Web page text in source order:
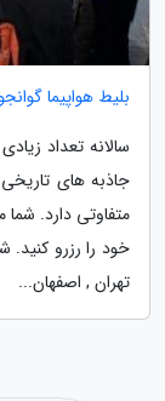
بلیط هواپیما
سالانه تعداد
جاذبه های
متفاوتی دارد. شما
خود را رزرو کنید.
تهران , اصفهان...